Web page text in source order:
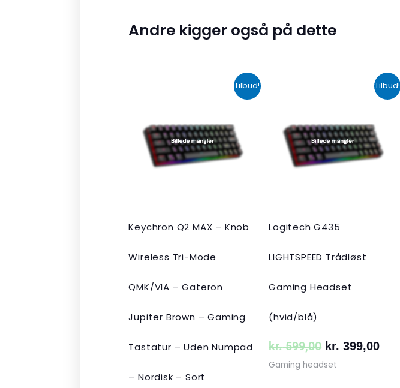
Andre kigger også på dette
Tilbud!
Keychron Q2 MAX – Knob
Wireless Tri-Mode
QMK/VIA – Gateron
Jupiter Brown – Gaming
Tastatur – Uden Numpad
– Nordisk – Sort
oprindelige
var:
kr. 2.190,00.
aktuelle
er:
kr. 1.465,00.
Tilbud!
Logitech G435
LIGHTSPEED Trådløst
Gaming Headset
(hvid/blå)
kr.599,00
oprindelige
var:
kr. 599,00.
kr. 399,00
Den
kr.
Gaming headset